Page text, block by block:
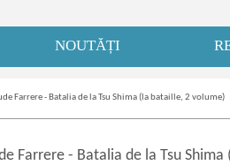
NOUTĂȚI
Farrere - Batalia de la Tsu Shima (la bataille, 2 volume)
Farrere - Batalia de la Tsu